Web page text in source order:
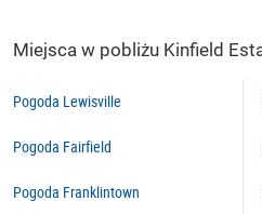
Miejsca w pobliżu Kinfield
Pogoda Lewisville
Pogoda Fairfield
Pogoda Franklintown